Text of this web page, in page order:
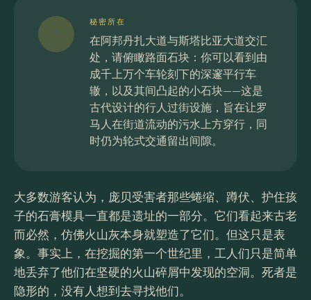
秘密所在
在阿邦丹扎大道与斯塔比亚大道交汇
处，请俯瞰路面石块：你可以看到由
成千上万个车轮刻下的深邃平行车
辙，以及其间凸起的小石块——这是
古代设计的行人过街设施，旨在让罗
马人在街道流动的污水上方穿行，同
时仍为轮式交通留出间隙。
大多数游客认为，庞贝受害者那些蜷缩、蹲伏、护住孩
子的石膏模具一直都是遗址的一部分。它们看起来古老
而必然，仿佛火山灰本身就塑造了它们。但这只是表
象。事实上，在挖掘的第一个世纪里，工人们只是简单
地丢弃了他们在坚硬的火山碎屑中发现的空洞。死者是
隐形的，没有人想到去寻找他们。